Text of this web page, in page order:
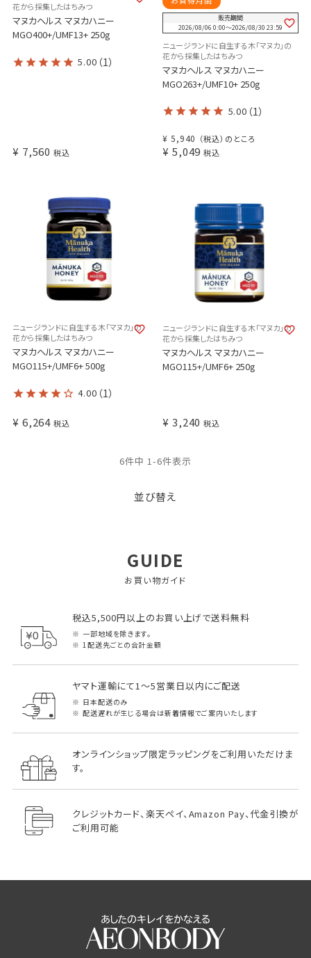
花から採集したはちみつ
マヌカヘルス マヌカハニー
MGO400+/UMF13+ 250g
5.00 （1）
¥ 7,560 税込
販売期間
2026/08/06 0:00〜2026/08/30 23:59
ニュージランドに自生する木「マヌカ」の
花から採集したはちみつ
マヌカヘルス マヌカハニー
MGO263+/UMF10+ 250g
5.00 （1）
¥ 5,940 （税込）のところ
¥ 5,049 税込
ニュージランドに自生する木「マヌカ」の
花から採集したはちみつ
マヌカヘルス マヌカハニー
MGO115+/UMF6+ 500g
4.00 （1）
¥ 6,264 税込
ニュージランドに自生する木「マヌカ」の
花から採集したはちみつ
マヌカヘルス マヌカハニー
MGO115+/UMF6+ 250g
¥ 3,240 税込
並び替え
6件中 1-6件表示
GUIDE
お買い物ガイド
税込5,500円以上のお買い上げで送料無料
一部地域を除きます。
1配送先ごとの合計金額
ヤマト運輸にて1～5営業日以内にご配送
日本配送のみ
配送遅れが生じる場合は新着情報でご案内いたします
オンラインショップ限定ラッピングをご利用いただけま
す。
クレジットカード、楽天ペイ、Amazon Pay、代金引換が
ご利用可能